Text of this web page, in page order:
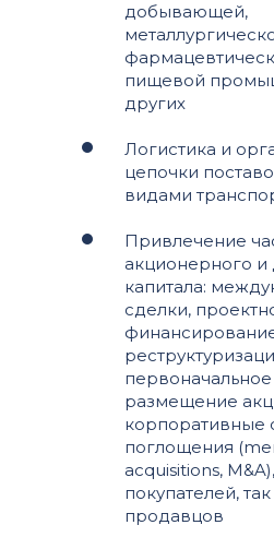
добывающей,
пищевой
других
Логистика и
цепочки
видами
Привлечение
акционерного и
капитала:
сделки,
размещение
корпоративные
поглощения
acquisitions,
покупателей,
продавцов